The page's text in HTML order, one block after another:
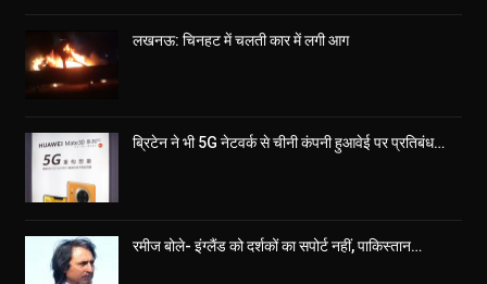
लखनऊ: चिनहट में चलती कार में लगी आग
ब्रिटेन ने भी 5G नेटवर्क से चीनी कंपनी हुआवेई पर प्रतिबंध…
रमीज बोले- इंग्लैंड को दर्शकों का सपोर्ट नहीं, पाकिस्तान…